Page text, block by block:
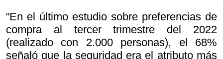
“En el último estudio sobre preferencias de
compra al tercer trimestre del 2022
(realizado con 2.000 personas), el 68%
señaló que la seguridad era el atributo más